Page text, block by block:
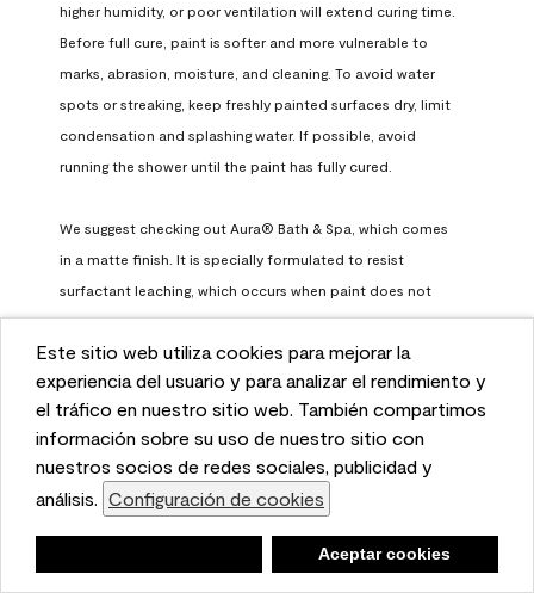
This website uses cookies to enhance user experience
and to analyze performance and traffic on our website.
We also share information about your use of our site
with our social media, advertising, and analytics
partners. Cookie Settings
Accept Cookies
Este sitio web utiliza cookies para mejorar la
experiencia del usuario y para analizar el rendimiento y
el tráfico en nuestro sitio web. También compartimos
información sobre su uso de nuestro sitio con
nuestros socios de redes sociales, publicidad y
análisis. Configuración de cookies
Aceptar cookies
higher humidity, or poor ventilation will extend curing time.
Before full cure, paint is softer and more vulnerable to
marks, abrasion, moisture, and cleaning. To avoid water
spots or streaking, keep freshly painted surfaces dry, limit
condensation and splashing water. If possible, avoid
running the shower until the paint has fully cured.
We suggest checking out Aura® Bath & Spa, which comes
in a matte finish. It is specially formulated to resist
surfactant leaching, which occurs when paint does not
have enough time to fully cure before being exposed to
high humidity. To learn more, feel free to check it out here:
https://www.benjaminmoore.com/en-us/interior-exterior-
paints-stains/product-catalog/abs/aura-bath-and-spa-
paint
Benjamin Moore Support
a month ago